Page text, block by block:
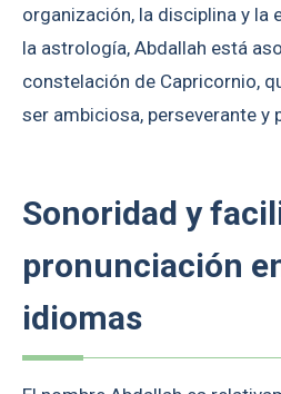
organización, la disciplina y la
la astrología, Abdallah está
constelación de Capricornio,
ser ambiciosa, perseverante y
Sonoridad y
pronunciación
idiomas